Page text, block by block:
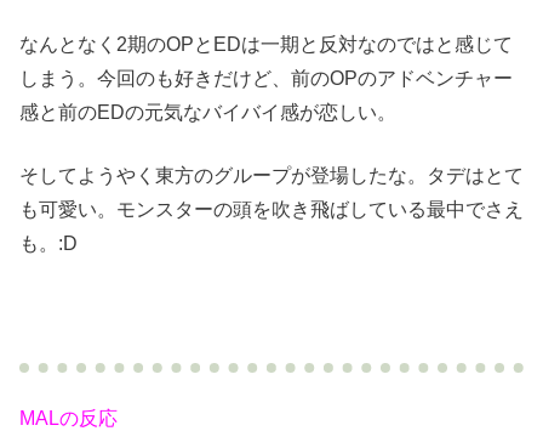
なんとなく2期のOPとEDは一期と反対なのではと感じて
しまう。今回のも好きだけど、前のOPのアドベンチャー
感と前のEDの元気なバイバイ感が恋しい。
そしてようやく東方のグループが登場したな。タデはとて
も可愛い。モンスターの頭を吹き飛ばしている最中でさえ
も。:D
MALの反応